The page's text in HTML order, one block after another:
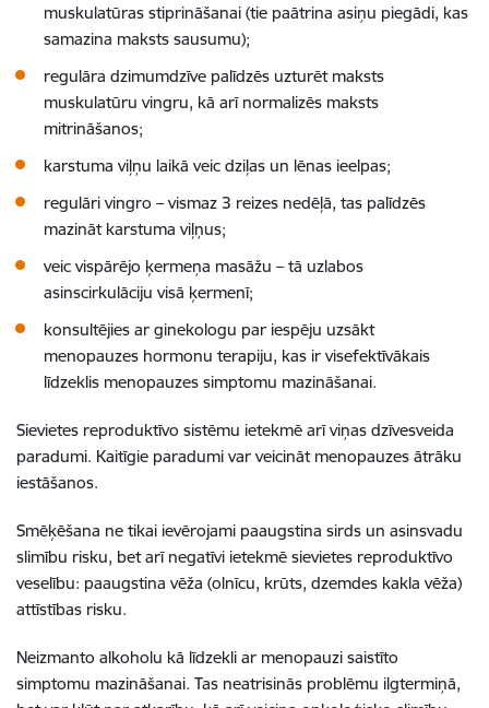
muskulatūras stiprināšanai (tie paātrina asiņu piegādi, kas
samazina maksts sausumu);
regulāra dzimumdzīve palīdzēs uzturēt maksts
muskulatūru vingru, kā arī normalizēs maksts
mitrināšanos;
karstuma viļņu laikā veic dziļas un lēnas ieelpas;
regulāri vingro – vismaz 3 reizes nedēļā, tas palīdzēs
mazināt karstuma viļņus;
veic vispārējo ķermeņa masāžu – tā uzlabos
asinscirkulāciju visā ķermenī;
konsultējies ar ginekologu par iespēju uzsākt
menopauzes hormonu terapiju, kas ir visefektīvākais
līdzeklis menopauzes simptomu mazināšanai.
Sievietes reproduktīvo sistēmu ietekmē arī viņas dzīvesveida
paradumi. Kaitīgie paradumi var veicināt menopauzes ātrāku
iestāšanos.
Smēķēšana ne tikai ievērojami paaugstina sirds un asinsvadu
slimību risku, bet arī negatīvi ietekmē sievietes reproduktīvo
veselību: paaugstina vēža (olnīcu, krūts, dzemdes kakla vēža)
attīstības risku.
Neizmanto alkoholu kā līdzekli ar menopauzi saistīto
simptomu mazināšanai. Tas neatrisinās problēmu ilgtermiņā,